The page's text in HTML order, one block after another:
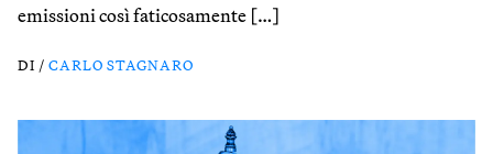
emissioni così faticosamente […]
DI / CARLO STAGNARO